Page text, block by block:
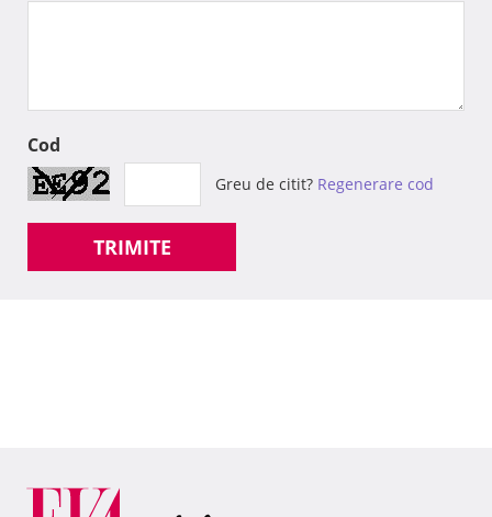
Cod
Greu de citit? Regenerare cod
TRIMITE